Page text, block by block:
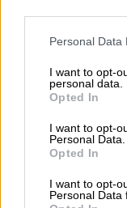
Please note that
not limited to your
grant or deny
use your data for
consent section.
Personal Data
I want to opt-
personal data.
Opted In
I want to opt-
Personal Data.
Opted In
I want to opt-
Personal Data
Όπως
εν Κυρίω ο
Αναστάσιος.
Εκκλησία της
αναγγέλλει